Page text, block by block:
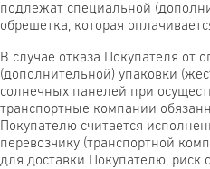
подлежат специальной
обрешетка, которая
В случае отказа Покупателя от
(дополнительной) упаковки
солнечных панелей при
транспортные компании
Покупателю считается
перевозчику (транспортной
для доставки Покупателю, риск